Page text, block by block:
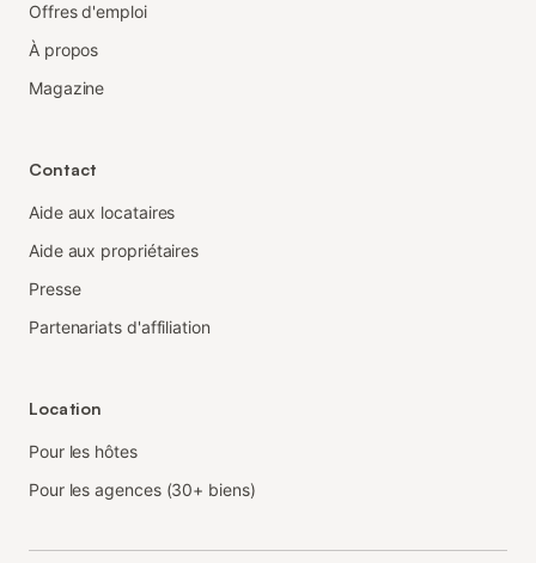
Offres d'emploi
À propos
Magazine
Contact
Aide aux locataires
Aide aux propriétaires
Presse
Partenariats d'affiliation
Location
Pour les hôtes
Pour les agences (30+ biens)